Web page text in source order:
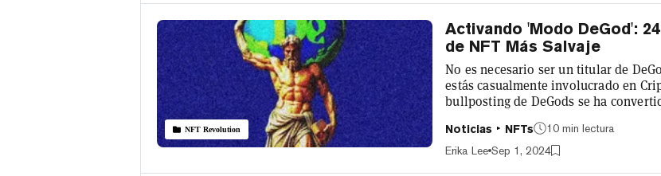
NFT Revolution
Activando 'Modo DeGod':
de NFT Más Salvaje
No es necesario ser un titular de
estás casualmente involucrado en
bullposting de DeGods se ha
vista en fandoms como BTS o Taylor
criptomonedas. Algunos titulares y
Noticias NFTs
10 min lectura
Erika Lee Sep 1, 2024